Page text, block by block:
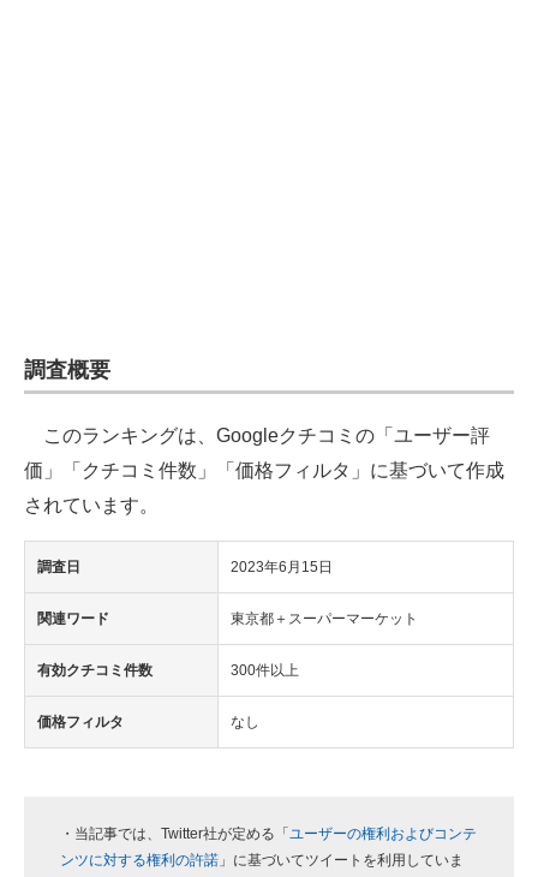
電子設計の基本と応用
エネルギーの専門メディア
ちょっと気になるネットの話題
調査概要
このランキングは、Googleクチコミの「ユーザー評
価」「クチコミ件数」「価格フィルタ」に基づいて作成
されています。
調査日 2023年6月15日
関連ワード 東京都＋スーパーマーケット
有効クチコミ件数 300件以上
価格フィルタ なし
・当記事では、Twitter社が定める「 ユーザーの権利およびコンテ
ンツに対する権利の許諾 」に基づいてツイートを利用していま